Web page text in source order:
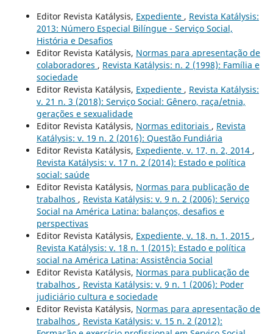
Editor Revista Katálysis, Expediente , Revista Katálysis:
2013: Número Especial Bilíngue - Serviço Social,
História e Desafios
Editor Revista Katálysis, Normas para apresentação de
colaboradores , Revista Katálysis: n. 2 (1998): Família e
sociedade
Editor Revista Katálysis, Expediente , Revista Katálysis:
v. 21 n. 3 (2018): Serviço Social: Gênero, raça/etnia,
gerações e sexualidade
Editor Revista Katálysis, Normas editoriais , Revista
Katálysis: v. 19 n. 2 (2016): Questão Fundiária
Editor Revista Katálysis, Expediente, v. 17, n. 2, 2014 ,
Revista Katálysis: v. 17 n. 2 (2014): Estado e política
social: saúde
Editor Revista Katálysis, Normas para publicação de
trabalhos , Revista Katálysis: v. 9 n. 2 (2006): Serviço
Social na América Latina: balanços, desafios e
perspectivas
Editor Revista Katálysis, Expediente, v. 18, n. 1, 2015 ,
Revista Katálysis: v. 18 n. 1 (2015): Estado e política
social na América Latina: Assistência Social
Editor Revista Katálysis, Normas para publicação de
trabalhos , Revista Katálysis: v. 9 n. 1 (2006): Poder
judiciário cultura e sociedade
Editor Revista Katálysis, Normas para apresentação de
trabalhos , Revista Katálysis: v. 15 n. 2 (2012):